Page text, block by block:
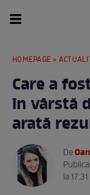
HOMEPAGE »
Care a
în vârstă
arată
De
la 17:31